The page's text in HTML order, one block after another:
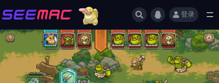
登录